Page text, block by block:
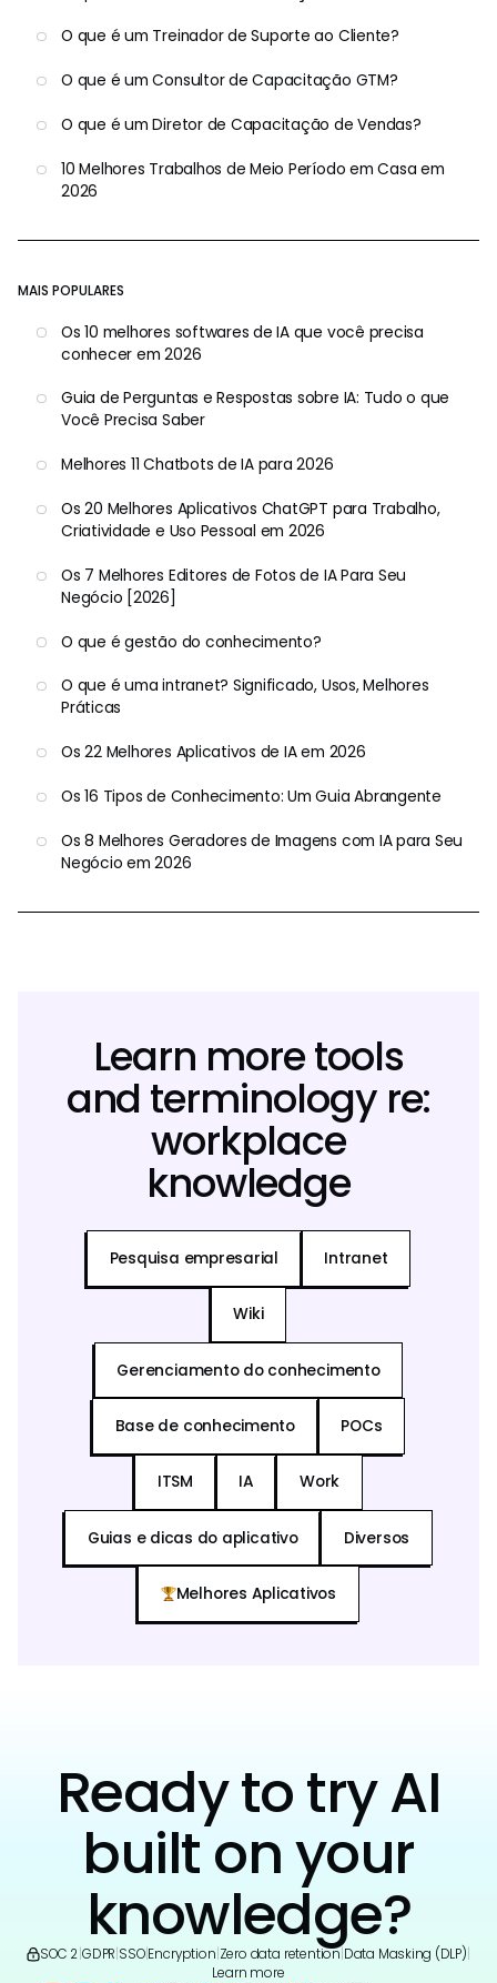
O que é um Treinador de Suporte ao Cliente?
O que é um Consultor de Capacitação GTM?
O que é um Diretor de Capacitação de Vendas?
10 Melhores Trabalhos de Meio Período em Casa em
2026
MAIS POPULARES
Os 10 melhores softwares de IA que você precisa
conhecer em 2026
Guia de Perguntas e Respostas sobre IA: Tudo o que
Você Precisa Saber
Melhores 11 Chatbots de IA para 2026
Os 20 Melhores Aplicativos ChatGPT para Trabalho,
Criatividade e Uso Pessoal em 2026
Os 7 Melhores Editores de Fotos de IA Para Seu
Negócio [2026]
O que é gestão do conhecimento?
O que é uma intranet? Significado, Usos, Melhores
Práticas
Os 22 Melhores Aplicativos de IA em 2026
Os 16 Tipos de Conhecimento: Um Guia Abrangente
Os 8 Melhores Geradores de Imagens com IA para Seu
Negócio em 2026
Learn more tools
and terminology re:
workplace
knowledge
Pesquisa empresarial Intranet
Wiki
Gerenciamento do conhecimento
Base de conhecimento POCs
ITSM IA Work
Guias e dicas do aplicativo Diversos
Melhores Aplicativos
Ready to try AI
built on your
knowledge?
SOC 2|GDPR|SSO|Encryption|Zero data retention|Data Masking (DLP)|
Learn more